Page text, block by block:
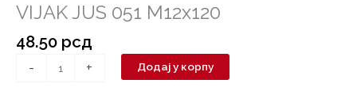
VIJAK JUS 051 M12x120
48.50 рсд
- + Додај у корпу